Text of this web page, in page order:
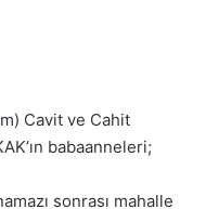
Cavit ve Cahit
babaanneleri;
sonrası mahalle